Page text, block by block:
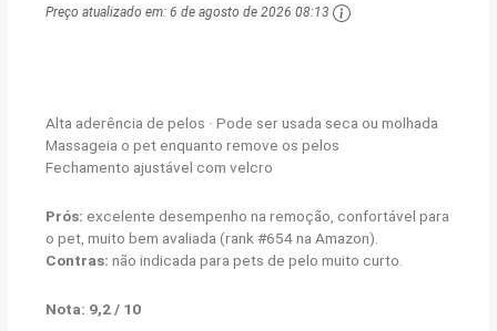
Preço atualizado em:6 de agosto de 2026 08:13
Alta aderência de pelos · Pode ser usada seca ou molhada
Massageia o pet enquanto remove os pelos
Fechamento ajustável com velcro
Prós: excelente desempenho na remoção, confortável para
o pet, muito bem avaliada (rank #654 na Amazon).
Contras: não indicada para pets de pelo muito curto.
Nota: 9,2 / 10